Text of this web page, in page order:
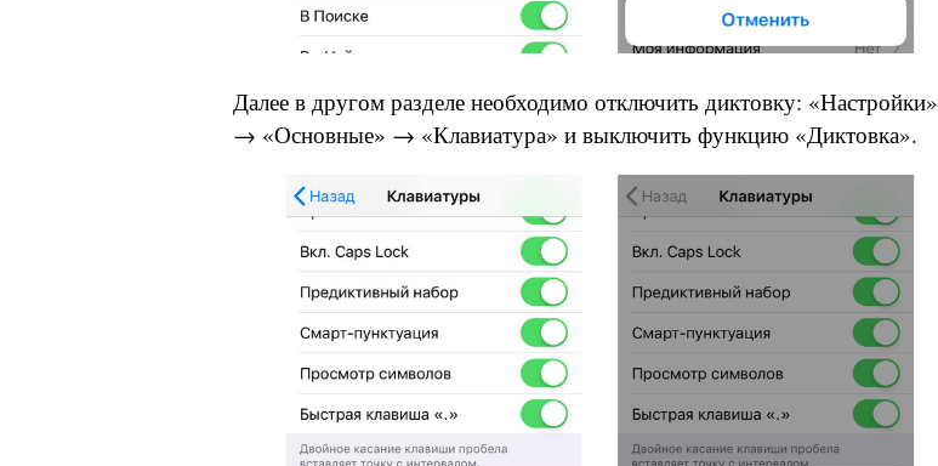
Далее в другом разделе необходимо отключить диктовку: «Настройки»
→ «Основные» → «Клавиатура» и выключить функцию «Диктовка».